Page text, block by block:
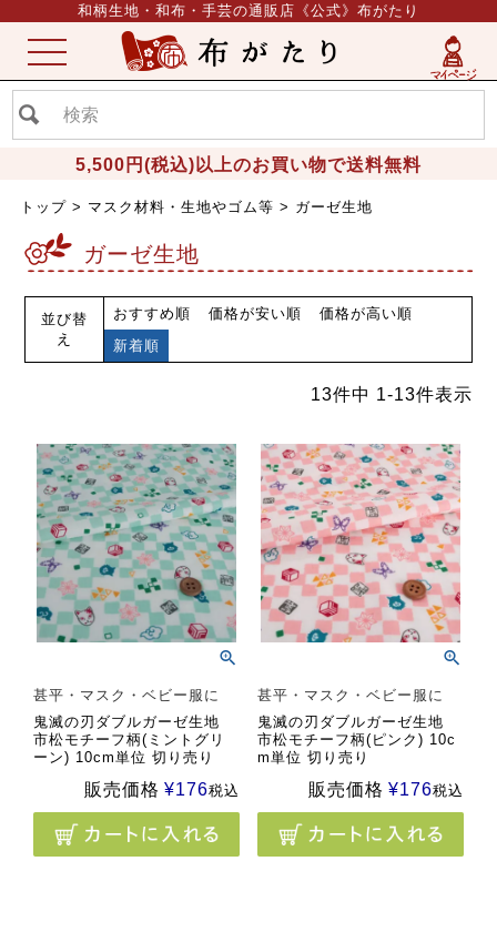
和柄生地・和布・手芸の通販店《公式》布がたり
5,500円(税込)以上のお買い物で送料無料
ME
NU
トップ マスク材料・生地やゴム等 ガーゼ生地
ガーゼ生地
並び替
え
おすすめ順 価格が安い順
価格が高い順
新着順
13件中 1-13件表示
甚平・マスク・ベビー服に
鬼滅の刃ダブルガーゼ生地
市松モチーフ柄(ミントグリ
ーン) 10cm単位 切り売り
販売価格 ¥176税込
甚平・マスク・ベビー服に
鬼滅の刃ダブルガーゼ生地
市松モチーフ柄(ピンク) 10c
m単位 切り売り
販売価格 ¥176税込